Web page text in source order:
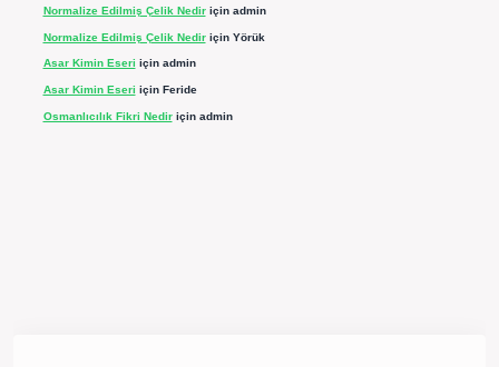
Normalize Edilmiş Çelik Nediriçin admin
Normalize Edilmiş Çelik Nediriçin Yörük
Asar Kimin Eseri için admin
Asar Kimin Eseri için Feride
Osmanlıcılık Fikri Nediriçin admin